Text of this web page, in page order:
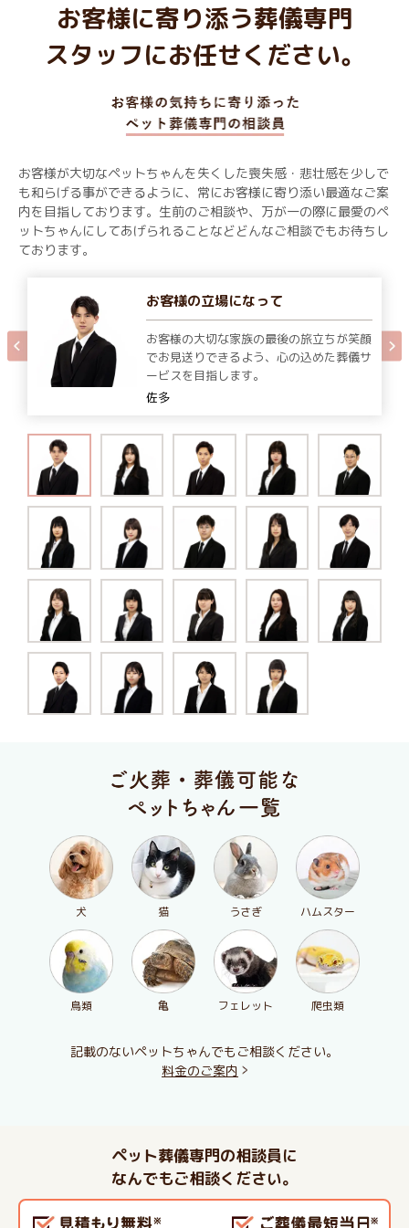
お客様に寄り添う葬儀専門
スタッフにお任せください。
お客様が大切なペットちゃんを失くした喪失感・悲壮感を少しで
も和らげる事ができるように、常にお客様に寄り添い最適なご案
内を目指しております。生前のご相談や、万が一の際に最愛のペ
ットちゃんにしてあげられることなどどんなご相談でもお待ちし
ております。
お客様の立場になって
お客様の大切な家族の最後の旅立ちが笑顔
でお見送りできるよう、心の込めた葬儀サ
ービスを目指します。
佐多
犬 猫 うさぎ ハムスター
鳥類 亀 フェレット 爬虫類
記載のないペットちゃんでもご相談ください。
料金のご案内
ペット葬儀専門の相談員に
なんでもご相談ください。